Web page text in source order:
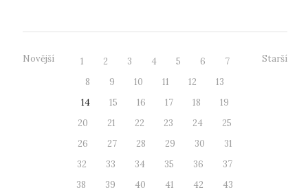
Novější 1 2 3 4 5 6
7
8
9 10 11 12
13
14
15 16 17 18
19
20
21 22 23 24
25
26
27 28 29 30
31
32
33 34 35 36
37
38
39 40 41 42
43
Starší